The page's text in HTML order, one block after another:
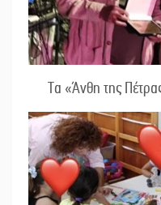
Τα «Άνθη της